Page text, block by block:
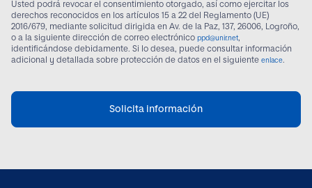
Usted podrá revocar el consentimiento otorgado, así como ejercitar los
derechos reconocidos en los artículos 15 a 22 del Reglamento (UE)
2016/679, mediante solicitud dirigida en Av. de la Paz, 137, 26006, Logroño,
o a la siguiente dirección de correo electrónico ppd@unir.net,
identificándose debidamente. Si lo desea, puede consultar información
adicional y detallada sobre protección de datos en el siguiente enlace.
Solicita información